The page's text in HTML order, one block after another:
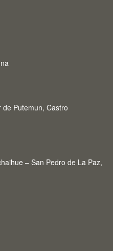
Putemun, Castro
– San Pedro de La Paz,